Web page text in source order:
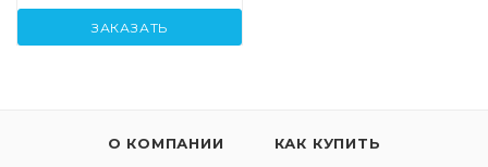
ЗАКАЗАТЬ
О КОМПАНИИ КАК КУПИТЬ